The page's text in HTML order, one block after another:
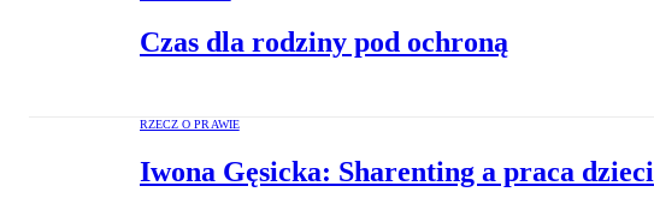
Czas dla rodziny pod ochroną
RZECZ O PRAWIE
Iwona Gęsicka: Sharenting a praca dzieci